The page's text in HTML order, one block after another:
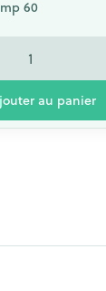
60
au panier